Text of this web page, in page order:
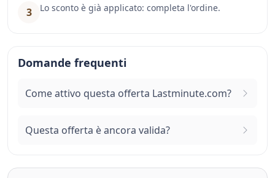
3 Lo sconto è già applicato: completa l'ordine.
Domande frequenti
Come attivo questa offerta Lastminute.com?
Questa offerta è ancora valida?